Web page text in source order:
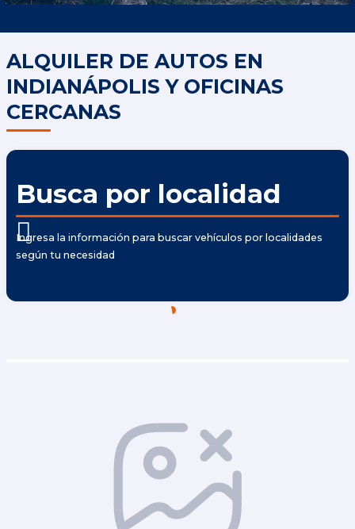
ALQUILER DE AUTOS EN
INDIANÁPOLIS Y OFICINAS
CERCANAS
Busca por localidad
Ingresa la información para buscar vehículos por localidades
según tu necesidad